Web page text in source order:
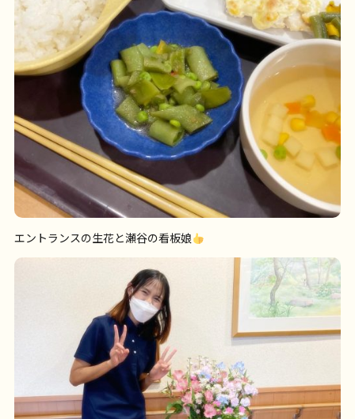
エントランスの生花と瀬谷の看板娘